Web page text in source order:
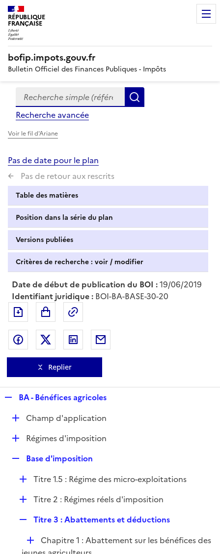
RÉPUBLIQUE
FRANÇAISE
bofip.impots.gouv.fr
Bulletin Officiel des Finances Publiques - Impôts
Formulaire
de
recherche
Recherche simple (références, mots clés, partie du
Recherche avancée
Voir le fil d'Ariane
Pas de date pour le plan
Pas de retour aux rescrits
Table des matières
Position dans la série du plan
Versions publiées
Critères de recherche : voir / modifier
Date de début de publication du BOI :19/06/2019
Identifiant juridique : BOI-BA-BASE-30-20
Exporter le document au format pdf
Partager sur Facebook
Partager sur Twitter
Partager sur LinkedIn
Replier
p
l
i
e
BA - Bénéfices agricoles
D
e
Champ d'application
D
l
i
e
Régimes d'imposition
p
l
i
e
Base d'imposition
D
e
r
Titre 1.5 : Régime des micro-exploitations
D
l
i
Titre 2 : Régimes réels d'imposition
p
Titre 3 : Abattements et déductions
DChapitre 1 : Abattement sur les bénéfices des